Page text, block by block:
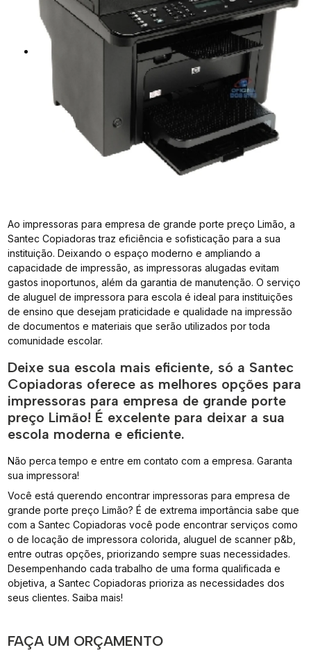
Ao impressoras para empresa de grande porte preço Limão, a
Santec Copiadoras traz eficiência e sofisticação para a sua
instituição. Deixando o espaço moderno e ampliando a
capacidade de impressão, as impressoras alugadas evitam
gastos inoportunos, além da garantia de manutenção. O serviço
de aluguel de impressora para escola é ideal para instituições
de ensino que desejam praticidade e qualidade na impressão
de documentos e materiais que serão utilizados por toda
comunidade escolar.
Deixe sua escola mais eficiente, só a Santec
Copiadoras oferece as melhores opções para
impressoras para empresa de grande porte
preço Limão! É excelente para deixar a sua
escola moderna e eficiente.
Não perca tempo e entre em contato com a empresa. Garanta
sua impressora!
Você está querendo encontrar impressoras para empresa de
grande porte preço Limão? É de extrema importância sabe que
com a Santec Copiadoras você pode encontrar serviços como
o de locação de impressora colorida, aluguel de scanner p&b,
entre outras opções, priorizando sempre suas necessidades.
Desempenhando cada trabalho de uma forma qualificada e
objetiva, a Santec Copiadoras prioriza as necessidades dos
seus clientes. Saiba mais!
FAÇA UM ORÇAMENTO